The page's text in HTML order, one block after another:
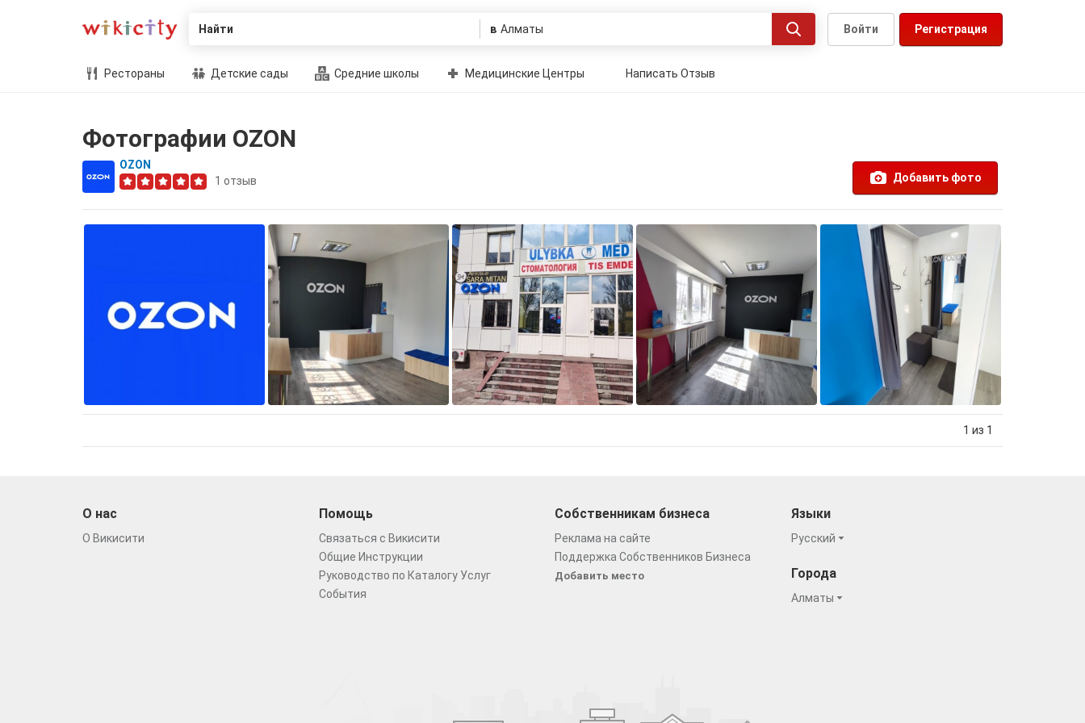
Найти в Регистрация
Войти
Рестораны Детские сады Средние школы Медицинские Центры Написать Отзыв
Фотографии OZON
OZON
1 отзыв Добавить фото
1 из 1
О нас
О Викисити
Помощь
Связаться с Викисити
Общие Инструкции
Руководство по Каталогу Услуг
События
Собственникам бизнеса
Реклама на сайте
Поддержка Собственников Бизнеса
Добавить место
Языки
Русский
Города
Алматы